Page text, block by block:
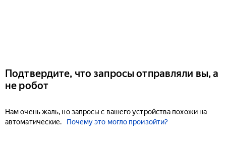
Подтвердите, что запросы отправляли вы, а
не робот
Нам очень жаль, но запросы с вашего устройства похожи на
автоматические.
Почему это могло произойти?